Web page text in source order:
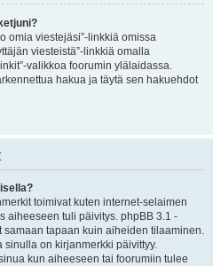
omia viestejäsi”-linkkiä omissa
viesteistä”-linkkiä omalla
valikkoa foorumin ylälaidassa.
hakua ja täytä sen hakuehdot
toimivat kuten internet-selaimen
aiheeseen tuli päivitys. phpBB 3.1 -
tapaan kuin aiheiden tilaaminen.
sinulla on kirjanmerkki päivittyy.
kun aiheeseen tai foorumiin tulee